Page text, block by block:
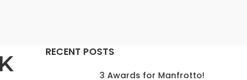
RECENT POSTS
3 Awards for Manfrotto!